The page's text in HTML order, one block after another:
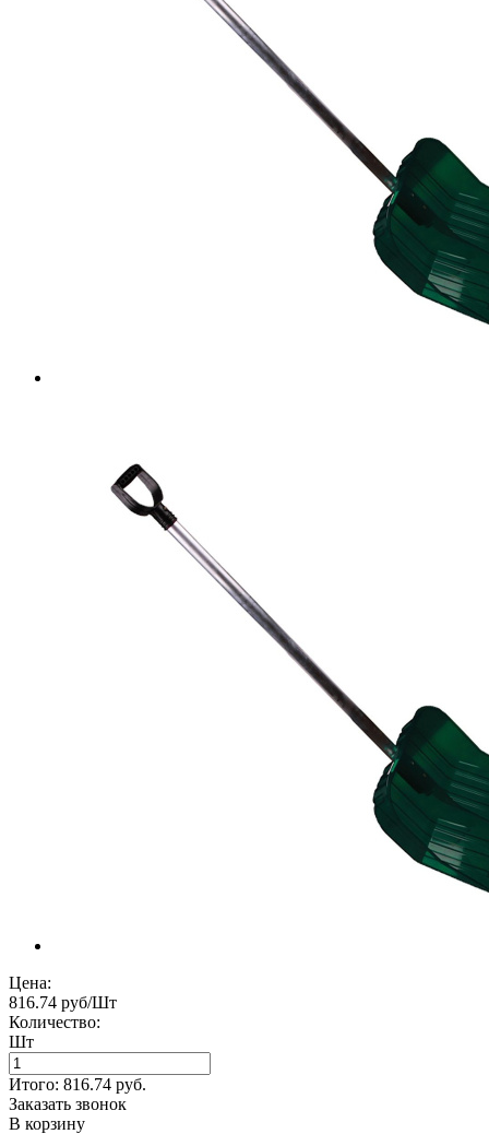
Цена:
816.74 руб/Шт
Количество:
Шт
Итого: 816.74 руб.
Заказать звонок
В корзину